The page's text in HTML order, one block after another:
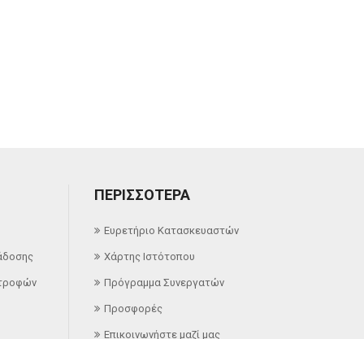
ΠΕΡΙΣΣΌΤΕΡΑ
Ευρετήριο Κατασκευαστών
Χάρτης Ιστότοπου
Πρόγραμμα Συνεργατών
Προσφορές
Επικοινωνήστε μαζί μας